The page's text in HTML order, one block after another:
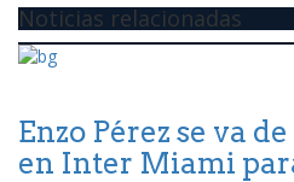
Noticias relacionadas
Enzo Pérez se va
en Inter Miami